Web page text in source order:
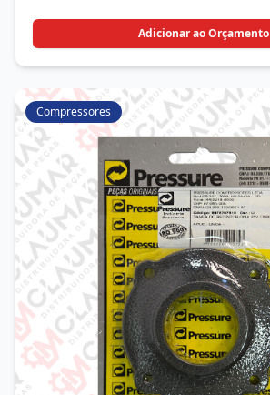
Adicionar ao Orçamento
Compressores